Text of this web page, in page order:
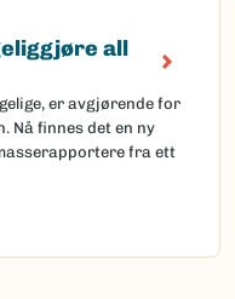
all
er avgjørende for
Nå finnes det en ny
fra ett